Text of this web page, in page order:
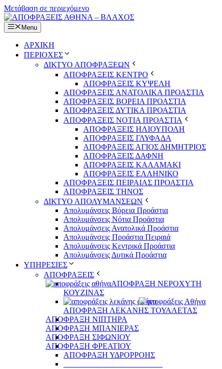
Μετάβαση σε περιεχόμενο
Menu
ΑΡΧΙΚΗ
ΠΕΡΙΟΧΕΣ
ΔΙΚΤΥΟ ΑΠΟΦΡΑΞΕΩΝ
ΑΠΟΦΡΑΞΕΙΣ ΚΕΝΤΡΟ
ΑΠΟΦΡΑΞΕΙΣ ΚΥΨΕΛΗ
ΑΠΟΦΡΑΞΕΙΣ ΑΝΑΤΟΛΙΚΑ ΠΡΟΑΣΤΙΑ
ΑΠΟΦΡΑΞΕΙΣ ΒΟΡΕΙΑ ΠΡΟΑΣΤΙΑ
ΑΠΟΦΡΑΞΕΙΣ ΔΥΤΙΚΑ ΠΡΟΑΣΤΙΑ
ΑΠΟΦΡΑΞΕΙΣ ΝΟΤΙΑ ΠΡΟΑΣΤΙΑ
ΑΠΟΦΡΑΞΕΙΣ ΗΛΙΟΥΠΟΛΗ
ΑΠΟΦΡΑΞΕΙΣ ΓΛΥΦΑΔΑ
ΑΠΟΦΡΑΞΕΙΣ ΑΓΙΟΣ ΔΗΜΗΤΡΙΟΣ
ΑΠΟΦΡΑΞΕΙΣ ΔΑΦΝΗ
ΑΠΟΦΡΑΞΕΙΣ ΚΑΛΑΜΑΚΙ
ΑΠΟΦΡΑΞΕΙΣ ΕΛΛΗΝΙΚΟ
ΑΠΟΦΡΑΞΕΙΣ ΠΕΙΡΑΙΑΣ ΠΡΟΑΣΤΙΑ
ΑΠΟΦΡΑΞΕΙΣ ΤΗΝΟΣ
ΔΙΚΤΥΟ ΑΠΟΛΥΜΑΝΣΕΩΝ
Απολυμάνσεις Βόρεια Προάστια
Απολυμάνσεις Νότια Προάστια
Απολυμάνσεις Ανατολικά Προάστια
Απολυμάνσεις Προάστια Πειραιά
Απολυμάνσεις Κεντρικά Προάστια
Απολυμάνσεις Δυτικά Προάστια
ΥΠΗΡΕΣΙΕΣ
ΑΠΟΦΡΑΞΕΙΣ
ΑΠΟΦΡΑΞΗ ΝΕΡΟΧΥΤΗ
ΚΟΥΖΙΝΑΣ
ΑΠΟΦΡΑΞΗ ΛΕΚΑΝΗΣ ΤΟΥΑΛΕΤΑΣ
ΑΠΟΦΡΑΞΗ ΝΙΠΤΗΡΑ
ΑΠΟΦΡΑΞΗ ΜΠΑΝΙΕΡΑΣ
ΑΠΟΦΡΑΞΗ ΣΙΦΩΝΙΟΥ
ΑΠΟΦΡΑΞΗ ΦΡΕΑΤΙΟΥ
ΑΠΟΦΡΑΞΗ ΥΔΡΟΡΡΟΗΣ